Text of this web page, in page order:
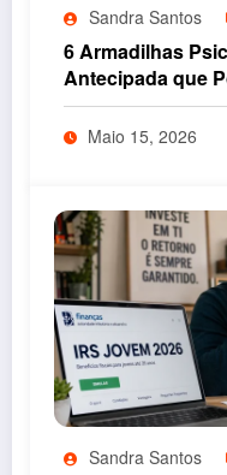
Sandra Santos
6 Armadilhas
Antecipada que
Maio 15, 2026
Sandra Santos